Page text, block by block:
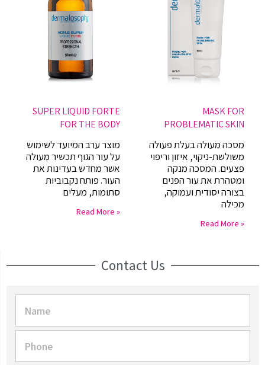
SUPER LIQUID FORTE
FOR THE BODY
מוצר ערב המיועד לשימוש
על עור הגוף תכשיר מעולה
אשר מחדש בעדינות את
העור. פותח נקבוביות
סתומות, מעלים
Read More »
MASK FOR
PROBLEMATIC SKIN
מסכה מעולה בעלת פעולה
משולשת-ניקוי, איזון וריפוי
פצעים. המסכה מנקה
ומטהרת את עור הפנים
בצורה יסודית ועמוקה,
מכילה
Read More »
Contact Us